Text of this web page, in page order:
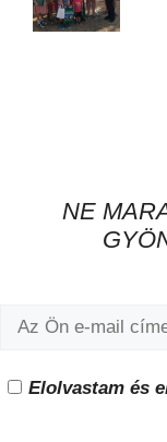
NE
Elolvastam és